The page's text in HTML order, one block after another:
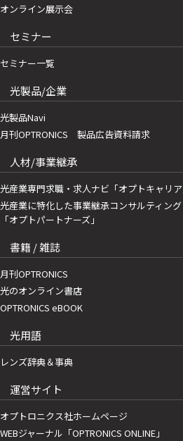
オンライン展示会
セミナー
セミナー一覧
光製品/企業
光製品Navi
月刊OPTRONICS 製品広告資料請求
人材/事業継承
光産業専門求職・求人ナビ「オプトキャリア
光産業に特化した事業継承コンサルティング
「オプトパートナーズ」
書籍 / 雑誌
月刊OPTRONICS
光のオンライン書店
OPTRONICS eBOOK
光用語
レンズ辞典＆事典
運営サイト
オプトロニクス社ホームページ
WEBジャーナル「OPTRONICS ONLINE」